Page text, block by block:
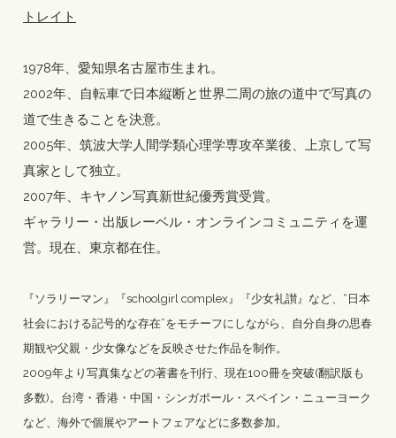
トレイト
1978年、愛知県名古屋市生まれ。
2002年、自転車で日本縦断と世界二周の旅の道中で写真の
道で生きることを決意。
2005年、筑波大学人間学類心理学専攻卒業後、上京して写
真家として独立。
2007年、キヤノン写真新世紀優秀賞受賞。
ギャラリー・出版レーベル・オンラインコミュニティを運
営。現在、東京都在住。
『ソラリーマン』『schoolgirl complex』『少女礼讃』など、“日本
社会における記号的な存在”をモチーフにしながら、自分自身の思春
期観や父親・少女像などを反映させた作品を制作。
2009年より写真集などの著書を刊行、現在100冊を突破(翻訳版も
多数)。台湾・香港・中国・シンガポール・スペイン・ニューヨーク
など、海外で個展やアートフェアなどに多数参加。